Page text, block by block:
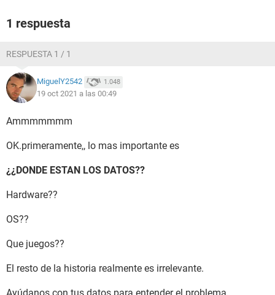
1 respuesta
RESPUESTA 1 / 1
MiguelY2542 1.048
19 oct 2021 a las 00:49
Ammmmmmm
OK.primeramente,, lo mas importante es
¿¿DONDE ESTAN LOS DATOS??
Hardware??
OS??
Que juegos??
El resto de la historia realmente es irrelevante.